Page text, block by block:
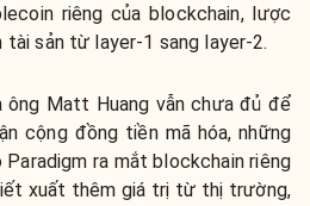
riêng của blockchain, lược
tài sản từ layer-1 sang layer-2.
ông Matt Huang vẫn chưa đủ để
cộng đồng tiền mã hóa, những
ra mắt blockchain riêng
xuất thêm giá trị từ thị trường,